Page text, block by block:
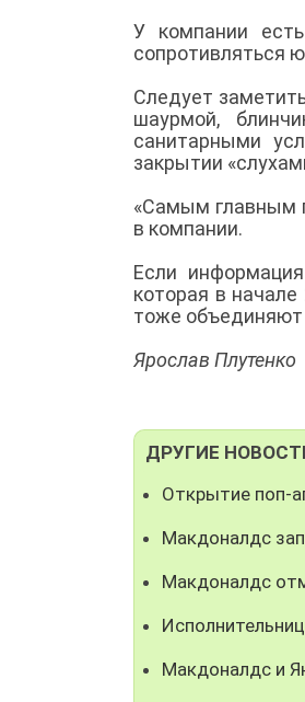
У компании
сопротивляться
Следует
шаурмой,
санитарными
закрытии
«Самым главным
в компании.
Если
которая в
тоже объединяют
Ярослав Плутенко
ДРУГИЕ
Открытие поп-
Макдоналдс
Макдоналдс
Макдоналдс и